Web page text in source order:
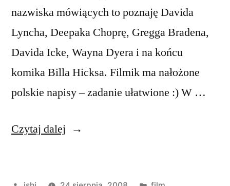
nazwiska mówiących to poznaję Davida
Lyncha, Deepaka Choprę, Gregga Bradena,
Davida Icke, Wayna Dyera i na końcu
komika Billa Hicksa. Filmik ma nałożone
polskie napisy – zadanie ułatwione :) W …
Czytaj dalej „Umysł